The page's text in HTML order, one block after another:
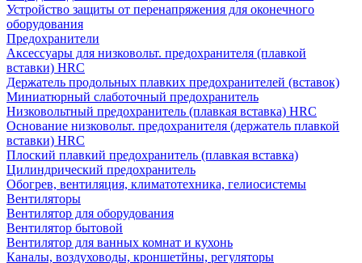
Устройство защиты от перенапряжения для оконечного
оборудования
Предохранители
Аксессуары для низковольт. предохранителя (плавкой
вставки) HRC
Держатель продольных плавких предохранителей (вставок)
Миниатюрный слаботочный предохранитель
Низковольтный предохранитель (плавкая вставка) HRC
Основание низковольт. предохранителя (держатель плавкой
вставки) HRC
Плоский плавкий предохранитель (плавкая вставка)
Цилиндрический предохранитель
Обогрев, вентиляция, климатотехника, гелиосистемы
Вентиляторы
Вентилятор для оборудования
Вентилятор бытовой
Вентилятор для ванных комнат и кухонь
Каналы, воздуховоды, кроншетйны, регуляторы